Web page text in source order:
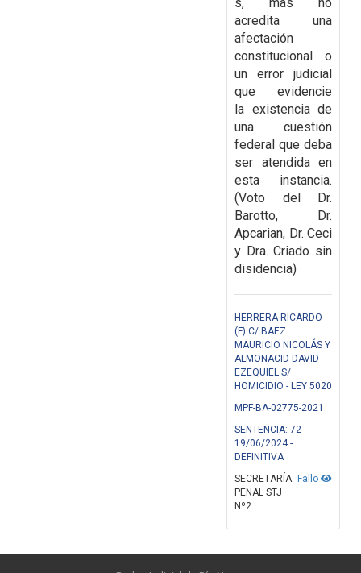
acredita una
afectación
constitucional o
un error judicial
que evidencie
la existencia de
una cuestión
federal que deba
ser atendida en
esta instancia.
(Voto del Dr.
Barotto, Dr.
Apcarian, Dr. Ceci
y Dra. Criado sin
disidencia)
HERRERA RICARDO
(F) C/ BAEZ
MAURICIO NICOLÁS Y
ALMONACID DAVID
EZEQUIEL S/
HOMICIDIO - LEY 5020
MPF-BA-02775-2021
SENTENCIA: 72 -
19/06/2024 -
DEFINITIVA
Fallo
SECRETARÍA
PENAL STJ
Nº2